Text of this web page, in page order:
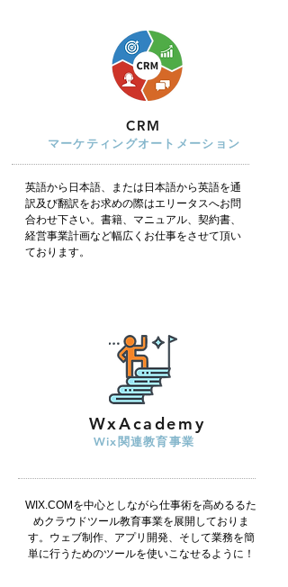
CRM
マーケティングオートメーション
英語から日本語、または日本語から英語を通
訳及び翻訳をお求めの際はエリータスへお問
合わせ下さい。書籍、マニュアル、契約書、
経営事業計画など幅広くお仕事をさせて頂い
ております。
WxAcademy
Wix 関連教育事業
WIX.COMを中心としながら仕事術を高めるるた
めクラウドツール教育事業を展開しておりま
す。ウェブ制作、アプリ開発、そして業務を簡
単に行うためのツールを使いこなせるように！